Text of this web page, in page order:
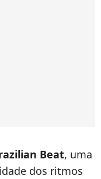
Beat, uma
dos ritmos